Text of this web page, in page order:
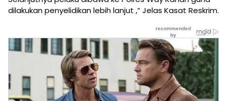
dilakukan penyelidikan lebih lanjut ,” Jelas Kasat Reskrim.